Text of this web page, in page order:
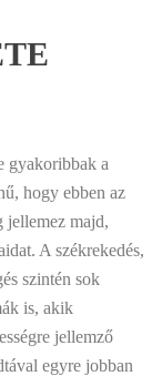
gyakoribbak a
hogy ebben az
jellemez majd,
A székrekedés,
szintén sok
is, akik
jellemző
egyre jobban